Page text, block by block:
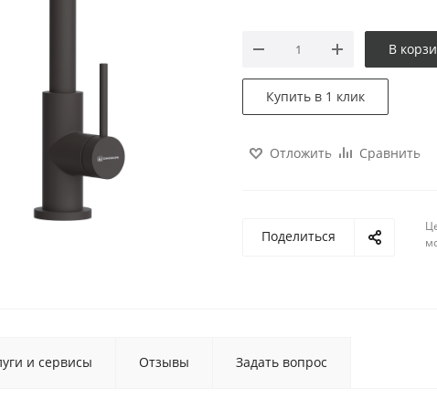
В
Купить в 1 клик
Отложить Сравнить
Поделиться
и сервисы Отзывы Задать вопрос